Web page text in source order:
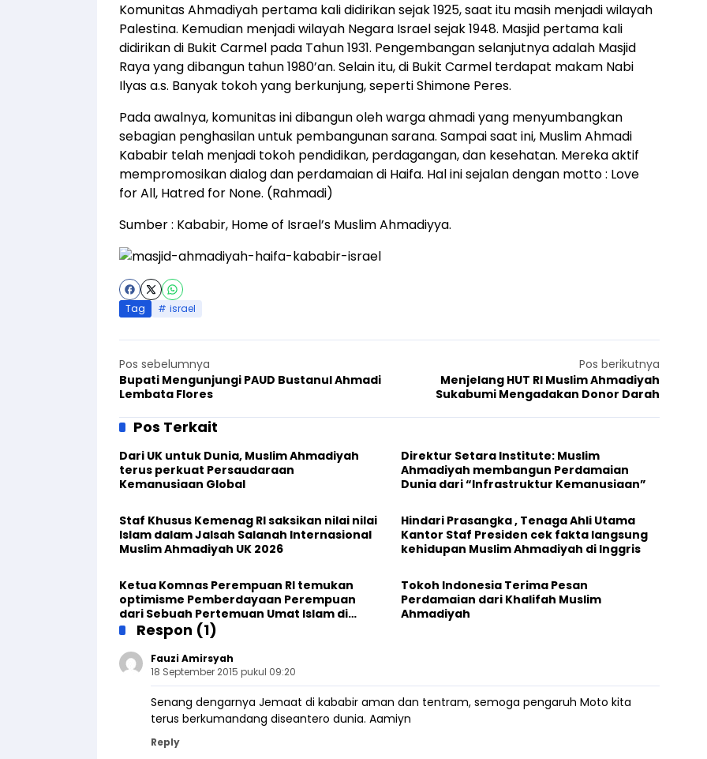
Komunitas Ahmadiyah pertama kali didirikan sejak 1925, saat itu masih menjadi wilayah
Palestina. Kemudian menjadi wilayah Negara Israel sejak 1948. Masjid pertama kali
didirikan di Bukit Carmel pada Tahun 1931. Pengembangan selanjutnya adalah Masjid
Raya yang dibangun tahun 1980’an. Selain itu, di Bukit Carmel terdapat makam Nabi
Ilyas a.s. Banyak tokoh yang berkunjung, seperti Shimone Peres.
Pada awalnya, komunitas ini dibangun oleh warga ahmadi yang menyumbangkan
sebagian penghasilan untuk pembangunan sarana. Sampai saat ini, Muslim Ahmadi
Kababir telah menjadi tokoh pendidikan, perdagangan, dan kesehatan. Mereka aktif
mempromosikan dialog dan perdamaian di Haifa. Hal ini sejalan dengan motto : Love
for All, Hatred for None. (Rahmadi)
Sumber : Kababir, Home of Israel’s Muslim Ahmadiyya.
Tag israel
Pos sebelumnya
Bupati Mengunjungi PAUD Bustanul Ahmadi
Lembata Flores
Pos berikutnya
Menjelang HUT RI Muslim Ahmadiyah
Sukabumi Mengadakan Donor Darah
Pos Terkait
Dari UK untuk Dunia, Muslim Ahmadiyah
terus perkuat Persaudaraan
Kemanusiaan Global
Direktur Setara Institute: Muslim
Ahmadiyah membangun Perdamaian
Dunia dari “Infrastruktur Kemanusiaan”
Staf Khusus Kemenag RI saksikan nilai nilai
Islam dalam Jalsah Salanah Internasional
Muslim Ahmadiyah UK 2026
Hindari Prasangka , Tenaga Ahli Utama
Kantor Staf Presiden cek fakta langsung
kehidupan Muslim Ahmadiyah di Inggris
Ketua Komnas Perempuan RI temukan
optimisme Pemberdayaan Perempuan
dari Sebuah Pertemuan Umat Islam di
Inggris
Tokoh Indonesia Terima Pesan
Perdamaian dari Khalifah Muslim
Ahmadiyah
Respon (1)
Fauzi Amirsyah
18 September 2015 pukul 09:20
Senang dengarnya Jemaat di kababir aman dan tentram, semoga pengaruh Moto kita
terus berkumandang diseantero dunia. Aamiyn
Reply